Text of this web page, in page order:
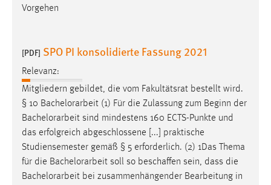
Vorgehen
[PDF] SPO PI konsolidierte Fassung 2021
Relevanz:
Mitgliedern gebildet, die vom Fakultätsrat bestellt wird.
§ 10 Bachelorarbeit (1) Für die Zulassung zum Beginn der
Bachelorarbeit sind mindestens 160 ECTS-Punkte und
das erfolgreich abgeschlossene [...] praktische
Studiensemester gemäß § 5 erforderlich. (2) 1Das Thema
für die Bachelorarbeit soll so beschaffen sein, dass die
Bachelorarbeit bei zusammenhängender Bearbeitung in